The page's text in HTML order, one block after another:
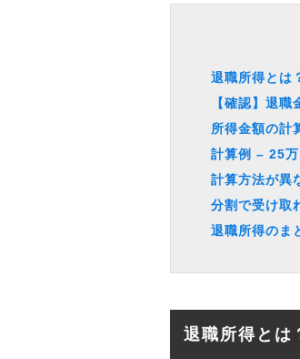
退職所得とは
【確認】退
所得金額の計
計算例 – 25
計算方法が異
分割で受け取
退職所得のま
退職所得とは